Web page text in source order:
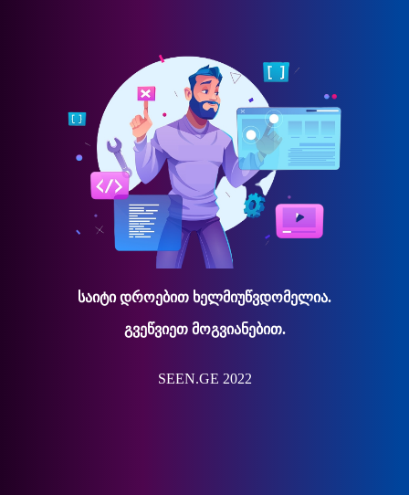
საიტი დროებით ხელმიუწვდომელია.
გვეწვიეთ მოგვიანებით.
SEEN.GE 2022